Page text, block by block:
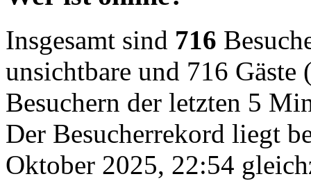
Insgesamt sind 716
unsichtbare und 716 Gäste
Besuchern der letzten 5
Der Besucherrekord liegt
Oktober 2025, 22:54